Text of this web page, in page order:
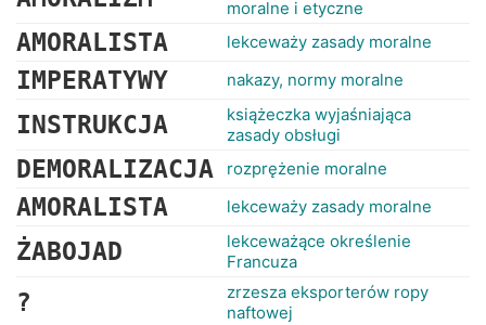
moralne i etyczne
AMORALISTA lekceważy zasady moralne
IMPERATYWY nakazy, normy moralne
INSTRUKCJA
książeczka wyjaśniająca
zasady obsługi
DEMORALIZACJA rozprężenie moralne
AMORALISTA lekceważy zasady moralne
ŻABOJAD
lekceważące określenie
Francuza
?
zrzesza eksporterów ropy
naftowej